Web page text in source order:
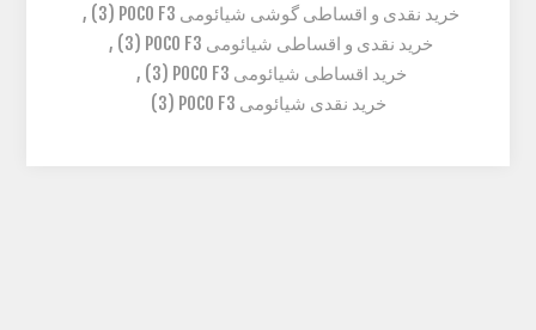
خرید نقدی و اقساطی گوشی شیائومی POCO F3
(3)
,
خرید نقدی و اقساطی شیائومی POCO F3
(3)
,
خرید اقساطی شیائومی POCO F3
(3)
,
خرید نقدی شیائومی POCO F3
(3)